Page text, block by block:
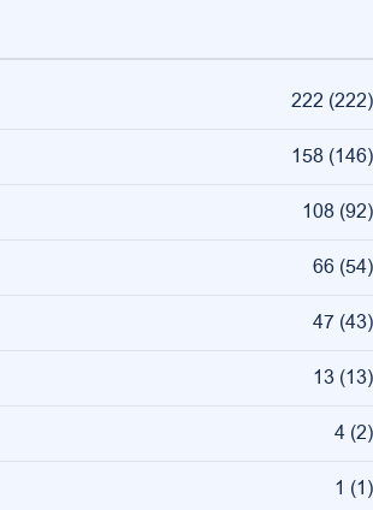
222 (222)
158 (146)
108 (92)
66 (54)
47 (43)
13 (13)
4 (2)
1 (1)